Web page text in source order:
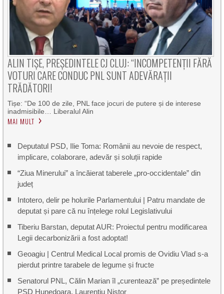
ALIN TIȘE, PREȘEDINTELE CJ CLUJ: “INCOMPETENȚII FĂRĂ
VOTURI CARE CONDUC PNL SUNT ADEVĂRAȚII
TRĂDĂTORI!
Tișe: “De 100 de zile, PNL face jocuri de putere și de interese
inadmisibile… Liberalul Alin
MAI MULT
Deputatul PSD, Ilie Toma: Românii au nevoie de respect,
implicare, colaborare, adevăr și soluții rapide
“Ziua Minerului” a încăierat taberele „pro-occidentale” din
județ
Intotero, delir pe holurile Parlamentului | Patru mandate de
deputat și pare că nu înțelege rolul Legislativului
Tiberiu Barstan, deputat AUR: Proiectul pentru modificarea
Legii decarbonizării a fost adoptat!
Geoagiu | Centrul Medical Local promis de Ovidiu Vlad s-a
pierdut printre tarabele de legume și fructe
Senatorul PNL, Călin Marian îl „curentează” pe președintele
PSD Hunedoara, Laurențiu Nistor